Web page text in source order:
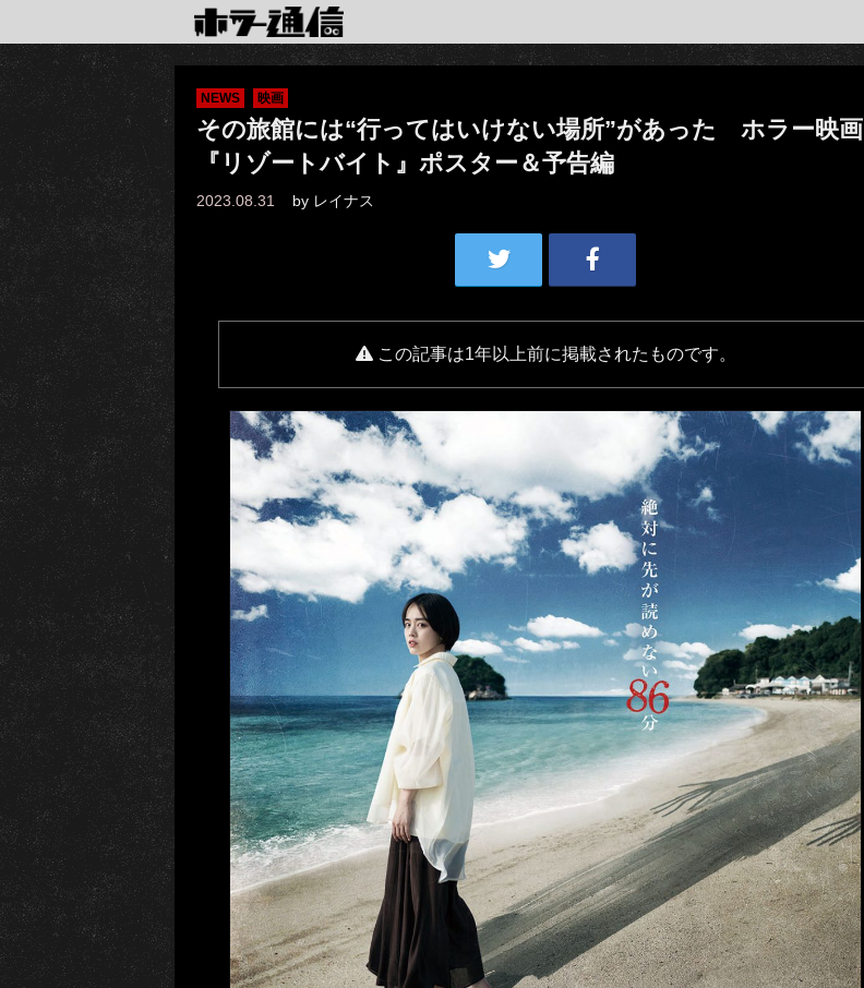
NEWS 映画
その旅館には“行ってはいけない場所”があった ホラー映画
『リゾートバイト』ポスター＆予告編
2023.08.31 by レイナス
この記事は1年以上前に掲載されたものです。